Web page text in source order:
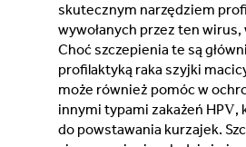
skutecznym narzędziem
wywołanych przez ten
Choć szczepienia te są
profilaktyką raka szyjki
może również pomóc w
innymi typami zakażeń HPV,
do powstawania kurzajek.